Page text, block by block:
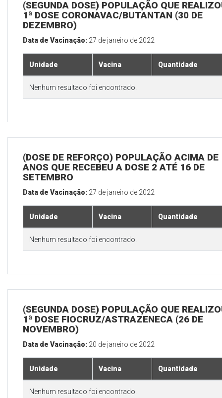
(SEGUNDA DOSE) POPULAÇÃO QUE
1ª DOSE CORONAVAC/BUTANTAN (30 DE
DEZEMBRO)
Data de Vacinação: 27 de janeiro de 2022
Unidade Vacina Quantidade
Nenhum resultado foi encontrado.
(DOSE DE REFORÇO) POPULAÇÃO ACIMA DE
ANOS QUE RECEBEU A DOSE 2 ATÉ 16 DE
SETEMBRO
Data de Vacinação: 27 de janeiro de 2022
Unidade Vacina Quantidade
Nenhum resultado foi encontrado.
(SEGUNDA DOSE) POPULAÇÃO QUE
1ª DOSE FIOCRUZ/ASTRAZENECA (26 DE
NOVEMBRO)
Data de Vacinação: 20 de janeiro de 2022
Unidade Vacina Quantidade
Nenhum resultado foi encontrado.